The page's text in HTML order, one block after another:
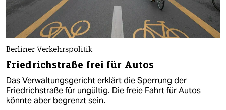
Berliner Verkehrspolitik
Friedrichstraße frei für Autos
Das Verwaltungsgericht erklärt die Sperrung der
Friedrichstraße für ungültig. Die freie Fahrt für Autos
könnte aber begrenzt sein.